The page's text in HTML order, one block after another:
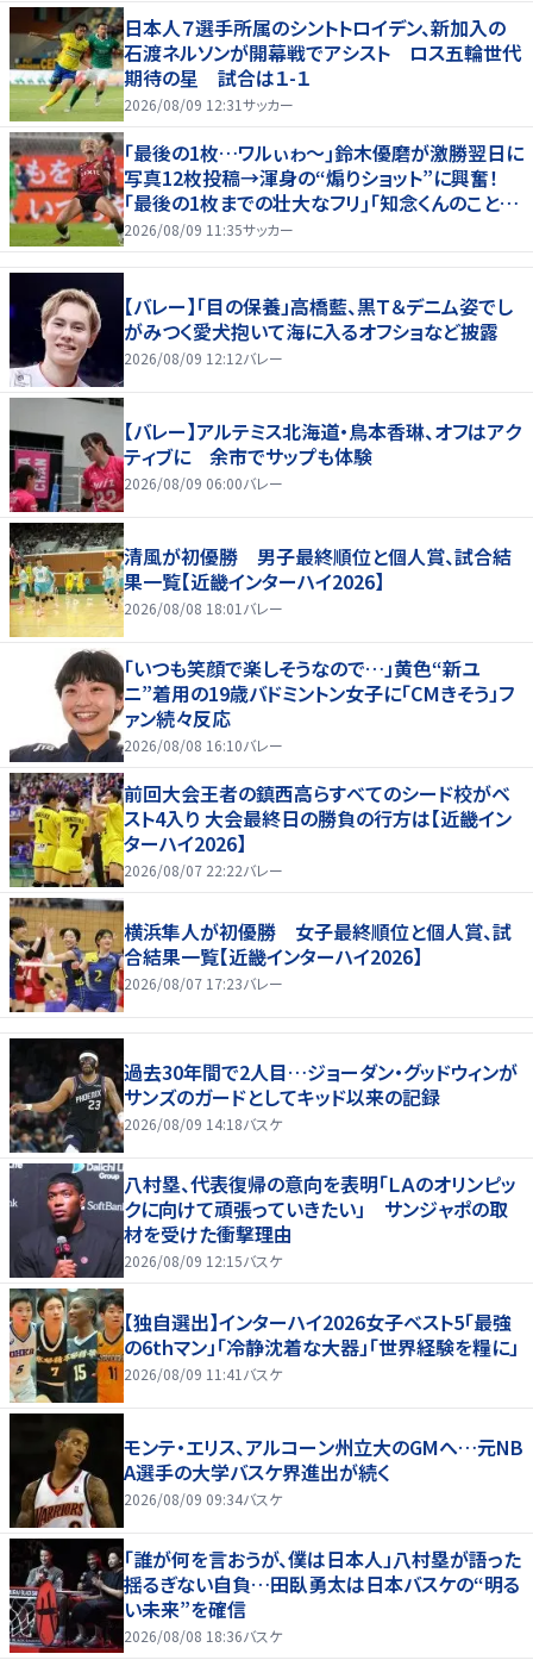
日本人７選手所属のシントトロイデン、新加入の
石渡ネルソンが開幕戦でアシスト ロス五輪世代
期待の星 試合は１-１
2026/08/09 12:31サッカー
｢最後の1枚…ワルぃゎ〜｣鈴木優磨が激勝翌日に
写真12枚投稿→渾身の“煽りショット”に興奮！
｢最後の1枚までの壮大なフリ｣｢知念くんのことど
んだけ好きなんよｗ｣
2026/08/09 11:35サッカー
【バレー】「目の保養」高橋藍、黒Ｔ＆デニム姿でし
がみつく愛犬抱いて海に入るオフショなど披露
2026/08/09 12:12バレー
【バレー】アルテミス北海道・鳥本香琳、オフはアク
ティブに 余市でサップも体験
2026/08/09 06:00バレー
清風が初優勝 男子最終順位と個人賞、試合結
果一覧【近畿インターハイ2026】
2026/08/08 18:01 バレー
「いつも笑顔で楽しそうなので…」黄色“新ユ
ニ”着用の19歳バドミントン女子に「CMきそう」フ
ァン続々反応
2026/08/08 16:10バレー
前回大会王者の鎮西高らすべてのシード校がベ
スト4入り 大会最終日の勝負の行方は【近畿イン
ターハイ2026】
2026/08/07 22:22バレー
横浜隼人が初優勝 女子最終順位と個人賞、試
合結果一覧【近畿インターハイ2026】
2026/08/07 17:23バレー
過去30年間で2人目…ジョーダン・グッドウィンが
サンズのガードとしてキッド以来の記録
2026/08/09 14:18バスケ
八村塁、代表復帰の意向を表明「ＬＡのオリンピッ
クに向けて頑張っていきたい」 サンジャポの取
材を受けた衝撃理由
2026/08/09 12:15バスケ
【独自選出】インターハイ2026女子ベスト5「最強
の6thマン」「冷静沈着な大器」「世界経験を糧に」
2026/08/09 11:41 バスケ
モンテ・エリス、アルコーン州立大のGMへ…元NB
A選手の大学バスケ界進出が続く
2026/08/09 09:34バスケ
「誰が何を言おうが、僕は日本人」八村塁が語った
揺るぎない自負…田臥勇太は日本バスケの“明る
い未来”を確信
2026/08/08 18:36バスケ